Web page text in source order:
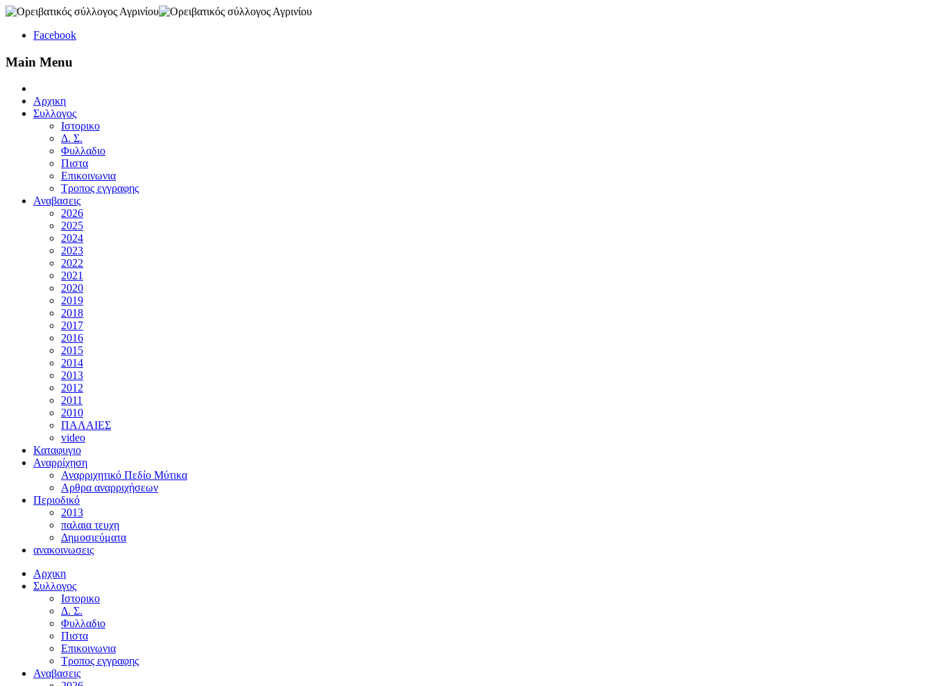
Facebook
Main Menu
Αρχικη
Συλλογος
Ιστορικο
Δ. Σ.
Φυλλαδιο
Πιστα
Επικοινωνια
Τροπος εγγραφης
Αναβασεις
2026
2025
2024
2023
2022
2021
2020
2019
2018
2017
2016
2015
2014
2013
2012
2011
2010
ΠΑΛΑΙΕΣ
video
Καταφυγιο
Αναρρίχηση
Αναρριχητικό Πεδίο Μύτικα
Αρθρα αναρριχήσεων
Περιοδικό
2013
παλαια τευχη
Δημοσιεύματα
ανακοινωσεις
Αρχικη
Συλλογος
Ιστορικο
Δ. Σ.
Φυλλαδιο
Πιστα
Επικοινωνια
Τροπος εγγραφης
Αναβασεις